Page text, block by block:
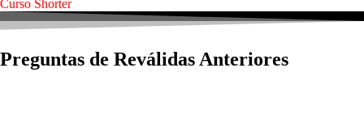
Curso Shorter
Preguntas de Reválidas Anteriores